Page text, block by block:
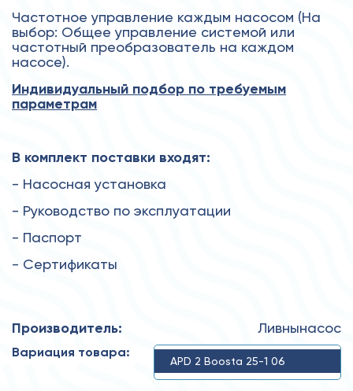
Частотное управление каждым насосом (На
выбор: Общее управление системой или
частотный преобразователь на каждом
насосе).
Индивидуальный подбор по требуемым
параметрам
В комплект поставки входят:
- Насосная установка
- Руководство по эксплуатации
- Паспорт
- Сертификаты
Производитель: Ливнынасос
Вариация товара:
APD 2 Boosta 25-1 06